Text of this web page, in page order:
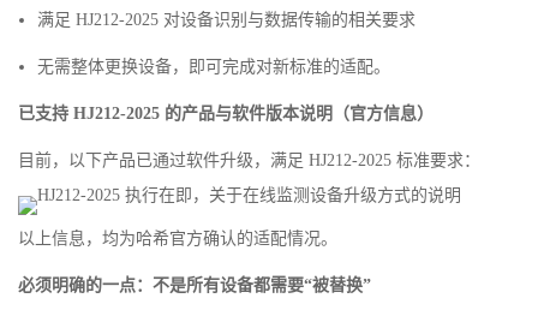
满足 HJ212-2025 对设备识别与数据传输的相关要求
无需整体更换设备，即可完成对新标准的适配。
已支持 HJ212-2025 的产品与软件版本说明（官方信息）
目前，以下产品已通过软件升级，满足 HJ212-2025 标准要求：
以上信息，均为哈希官方确认的适配情况。
必须明确的一点：不是所有设备都需要“被替换”